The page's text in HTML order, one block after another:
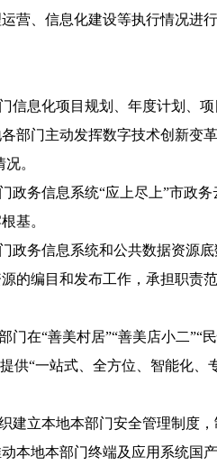
营、信息化建设等执行情况进
信息化项目规划、年度计划、
部门主动发挥数字技术创新变
。
政务信息系统“应上尽上”市政
基。
政务信息系统和公共数据资源
的编目和发布工作，承担职责
门在“善美村居”“善美店小二
“一站式、全方位、智能化
建立本地本部门安全管理制度
本地本部门终端及应用系统国